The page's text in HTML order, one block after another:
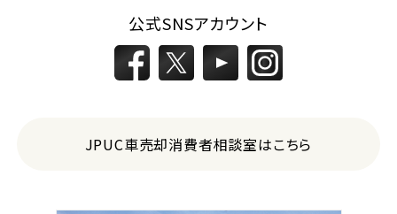
公式SNSアカウント
JPUC車売却消費者相談室はこちら